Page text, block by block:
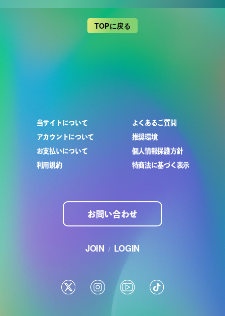
TOPに戻る
当サイトについて
アカウントについて
お支払いについて
利用規約
よくあるご質問
推奨環境
個人情報保護方針
特商法に基づく表示
お問い合わせ
JOIN / LOGIN